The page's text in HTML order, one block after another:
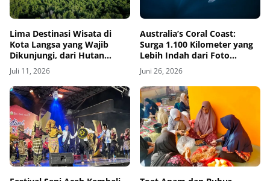
Lima Destinasi Wisata di
Kota Langsa yang Wajib
Dikunjungi, dari Hutan
Mangrove hingga Pantai
Kuala Langsa
Juli 11, 2026
Australia’s Coral Coast:
Surga 1.100 Kilometer yang
Lebih Indah dari Foto
Promosi
Juni 26, 2026